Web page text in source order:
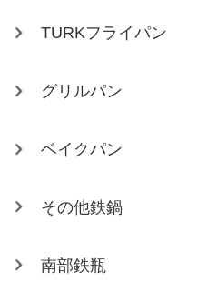
TURKフライパン
グリルパン
ベイクパン
その他鉄鍋
南部鉄瓶